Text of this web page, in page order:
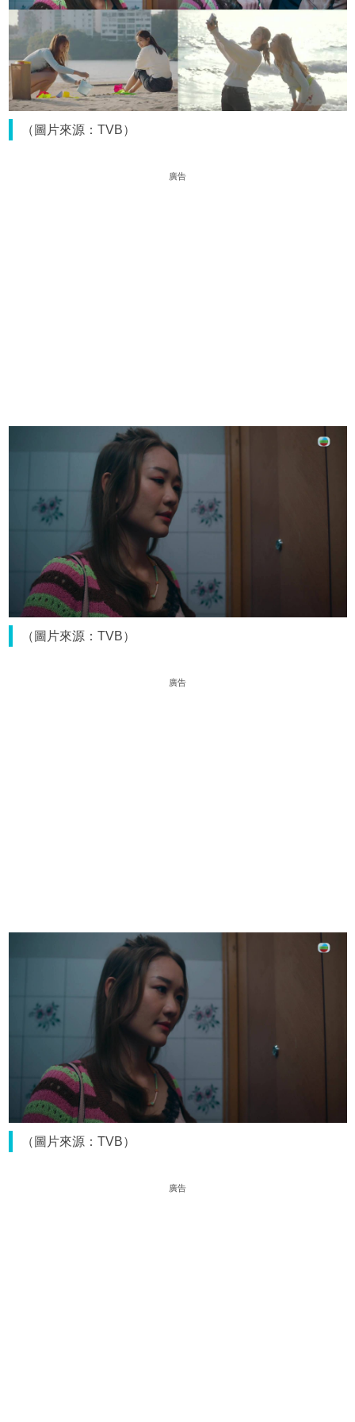
（圖片來源：TVB）
廣告
（圖片來源：TVB）
廣告
（圖片來源：TVB）
廣告